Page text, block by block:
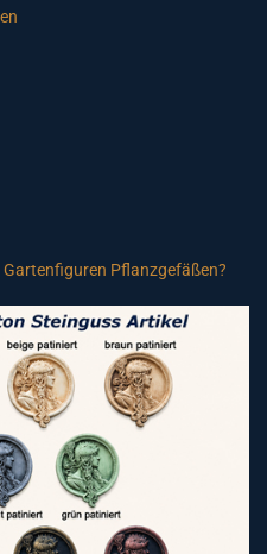
Pflanzgefäßen?